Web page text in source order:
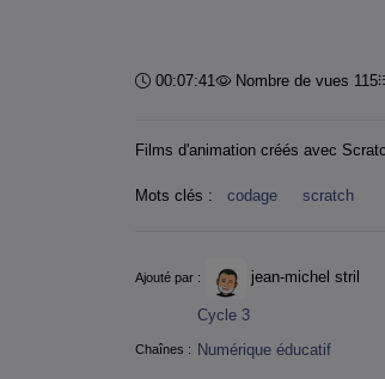
Durée :
00:07:41 Nombre de vues 115
Films d'animation créés avec
Mots clés : codage scratch
Informations
Ajouté par : jean-michel stril
Chaînes :
Cycle 3
Numérique éducatif